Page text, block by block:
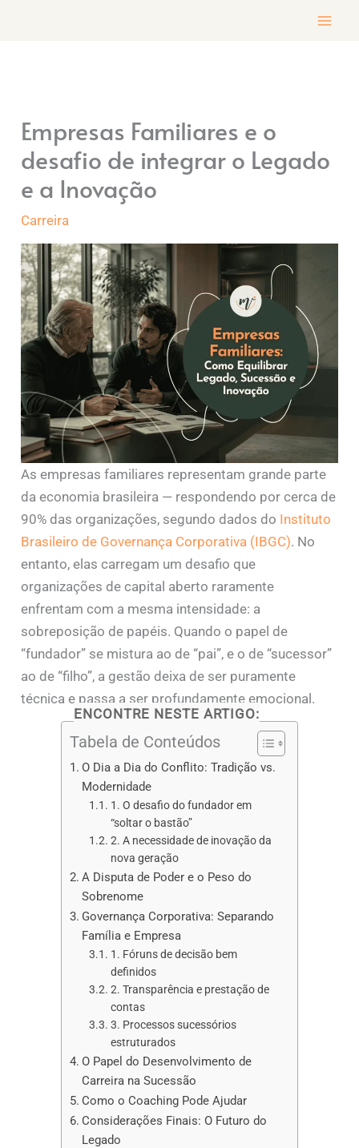
Empresas Familiares e o
desafio de integrar o Legado
e a Inovação
Carreira
As empresas familiares representam grande parte
da economia brasileira — respondendo por cerca de
90% das organizações, segundo dados do Instituto
Brasileiro de Governança Corporativa (IBGC). No
entanto, elas carregam um desafio que
organizações de capital aberto raramente
enfrentam com a mesma intensidade: a
sobreposição de papéis. Quando o papel de
“fundador” se mistura ao de “pai”, e o de “sucessor”
ao de “filho”, a gestão deixa de ser puramente
técnica e passa a ser profundamente emocional.
ENCONTRE NESTE ARTIGO:
Tabela de Conteúdos
O Dia a Dia do Conflito: Tradição vs.
Modernidade
1. O desafio do fundador em
“soltar o bastão”
2. A necessidade de inovação da
nova geração
A Disputa de Poder e o Peso do
Sobrenome
Governança Corporativa: Separando
Família e Empresa
1. Fóruns de decisão bem
definidos
2. Transparência e prestação de
contas
3. Processos sucessórios
estruturados
O Papel do Desenvolvimento de
Carreira na Sucessão
Como o Coaching Pode Ajudar
Considerações Finais: O Futuro do
Legado